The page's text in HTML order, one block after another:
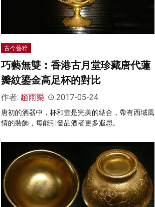
古今藝粹
巧藝無雙：香港古月堂珍藏唐代蓮
瓣紋鎏金高足杯的對比
作者: 趙雨樂 2017-05-24
唐初的酒器中，杯和壼是完美的結合，帶有西域風
情的裝飾，每能引發品酒者更多遐思。